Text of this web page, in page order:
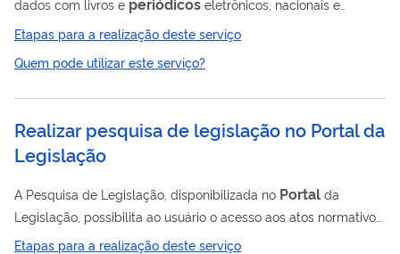
dados com livros e
eletrônicos, nacionais e
internacionais, que abrangem vários temas relacionados à
administração pública e áreas correlatas. Além disso, nós
também recomendamos algumas excelentes bases de dados
Etapas para a realização deste serviço
Quem pode utilizar este serviço?
Realizar pesquisa de legislação no Portal da
Legislação
A Pesquisa de Legislação, disponibilizada no Portal da
Legislação, possibilita ao usuário o acesso aos atos normativos
de hierarquia superior elaborados em âmbito federal,
Etapas para a realização deste serviço